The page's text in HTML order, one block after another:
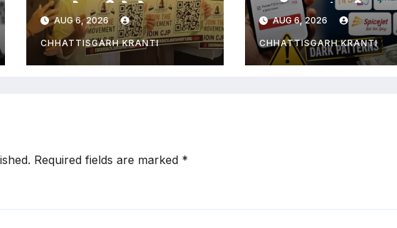
अगले महीने से शुरू,
देशभर में Zen G से
करेगी सीधा संवाद
AUG 6, 2026
CHHATTISGARH KRANTI
लाख का जुर्माना,
जानिए क्या है
AUG 6, 2026
CHHATTISGARH KRANTI
Required fields are marked *